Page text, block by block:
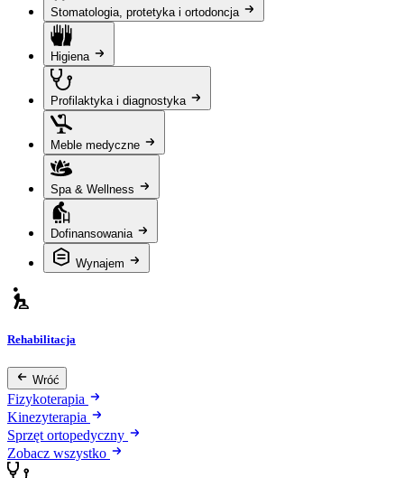
Stomatologia, protetyka i ortodoncja
Higiena
Profilaktyka i diagnostyka
Meble medyczne
Spa & Wellness
Dofinansowania
Wynajem
Rehabilitacja
Wróć
Fizykoterapia
Kinezyterapia
Sprzęt ortopedyczny
Zobacz wszystko